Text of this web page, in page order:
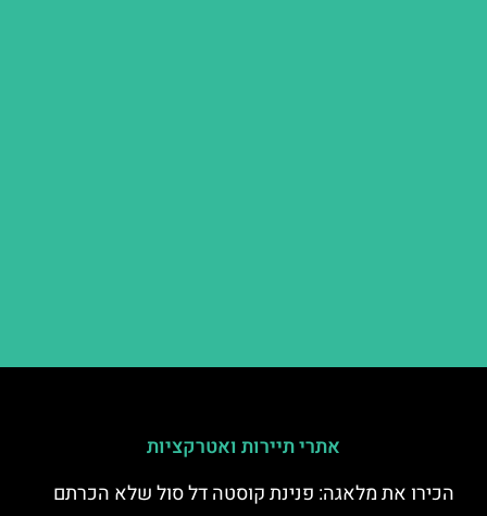
אתרי תיירות ואטרקציות
הכירו את מלאגה: פנינת קוסטה דל סול שלא הכרתם